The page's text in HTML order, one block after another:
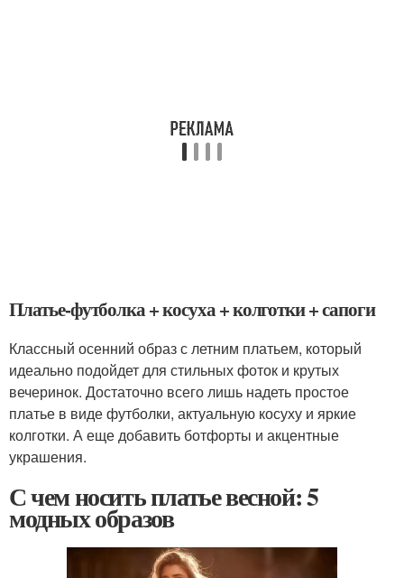
Платье-футболка + косуха + колготки + сапоги
Классный осенний образ с летним платьем, который
идеально подойдет для стильных фоток и крутых
вечеринок. Достаточно всего лишь надеть простое
платье в виде футболки, актуальную косуху и яркие
колготки. А еще добавить ботфорты и акцентные
украшения.
С чем носить платье весной: 5
модных образов